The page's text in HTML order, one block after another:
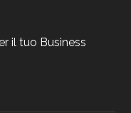
il tuo Business